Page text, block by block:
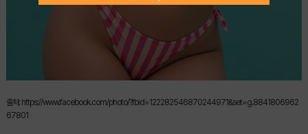
출처: https://www.facebook.com/photo/?fbid=122282546870244971&set=g.8841806962
67801